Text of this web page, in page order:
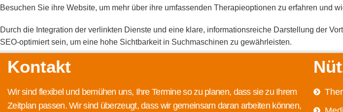
Besuchen Sie ihre Website, um mehr über ihre umfassenden Therapieoptionen zu erfahren und
Durch die Integration der verlinkten Dienste und eine klare, informationsreiche Darstellung der
SEO-optimiert sein, um eine hohe Sichtbarkeit in Suchmaschinen zu gewährleisten.
Kontakt
Wir sind flexibel und bemühen uns, Ihre Termine so zu planen, dass sie zu Ihrem
Zeitplan passen. Wir sind überzeugt, dass wir gemeinsam daran arbeiten können,